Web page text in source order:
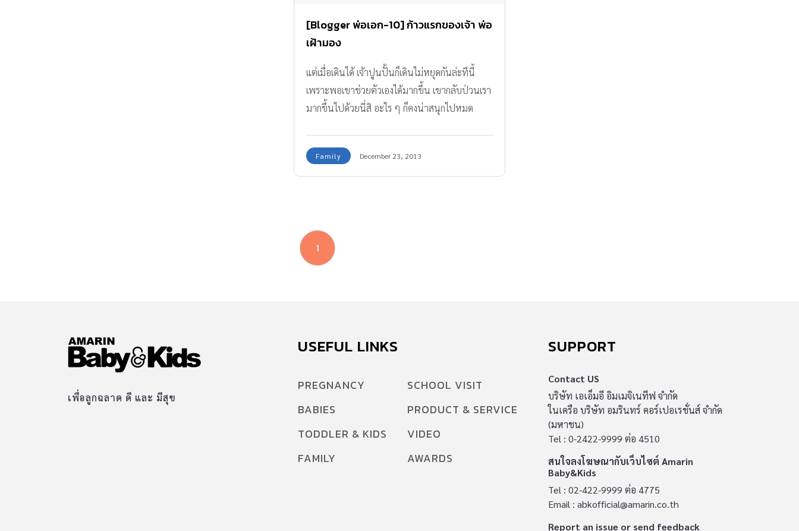
[Blogger พ่อเอก-10] ก้าวแรกของเจ้า พ่อ
เฝ้ามอง
แต่เมื่อเดินได้ เจ้าปูนปั้นก็เดินไม่หยุดกันล่ะทีนี้
เพราะพอเขาช่วยตัวเองได้มากขึ้น เขากลับป่วนเรา
มากขึ้นไปด้วยนี่สิ อะไร ๆ ก็คงน่าสนุกไปหมด
Family December 23, 2013
1
เพื่อลูกฉลาด ดี และ มีสุข
USEFUL LINKS
PREGNANCY
BABIES
TODDLER & KIDS
FAMILY
SCHOOL VISIT
PRODUCT & SERVICE
VIDEO
AWARDS
SUPPORT
Contact US
บริษัท เอเอ็มอี อิมเมจิเนทีฟ จำกัด
ในเครือ บริษัท อมรินทร์ คอร์เปอเรชั่นส์ จำกัด
(มหาชน)
Tel : 0-2422-9999 ต่อ 4510
สนใจลงโฆษณากับเว็บไซต์ Amarin
Baby&Kids
Tel : 02-422-9999 ต่อ 4775
Email : abkofficial@amarin.co.th
Report an issue or send feedback